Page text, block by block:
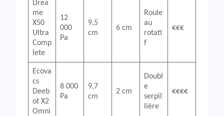
Drea
me
X50
Ultra
Comp
lete
12
000
Pa
9,5
cm
6 cm
Roule
au
rotati
f
€€€
Ecova
cs
Deeb
ot X2
Omni
8 000
Pa
9,7
cm
2 cm
Doubl
e
serpil
lière
€€€€